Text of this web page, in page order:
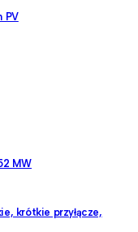
PV
MW
krótkie przyłącze,